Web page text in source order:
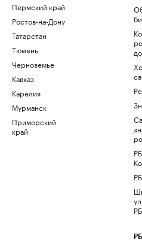
Пермский край
Ростов-на-Дону
Татарстан
Тюмень
Черноземье
Кавказ
Карелия
Мурманск
Приморский
край